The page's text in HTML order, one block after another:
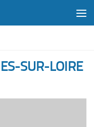
SUR-LOIRE